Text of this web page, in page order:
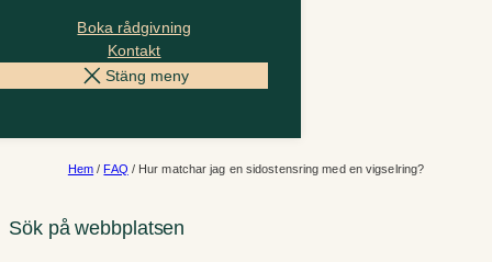
Boka rådgivning
Kontakt
Stäng meny
Hem /FAQ / Hur matchar jag en sidostensring med en vigselring?
Sök på webbplatsen